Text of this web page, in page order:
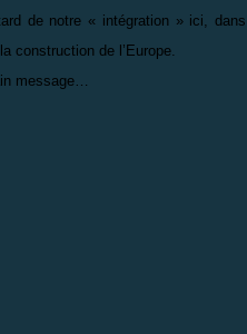
de notre « intégration » ici,
construction de l’Europe.
message…